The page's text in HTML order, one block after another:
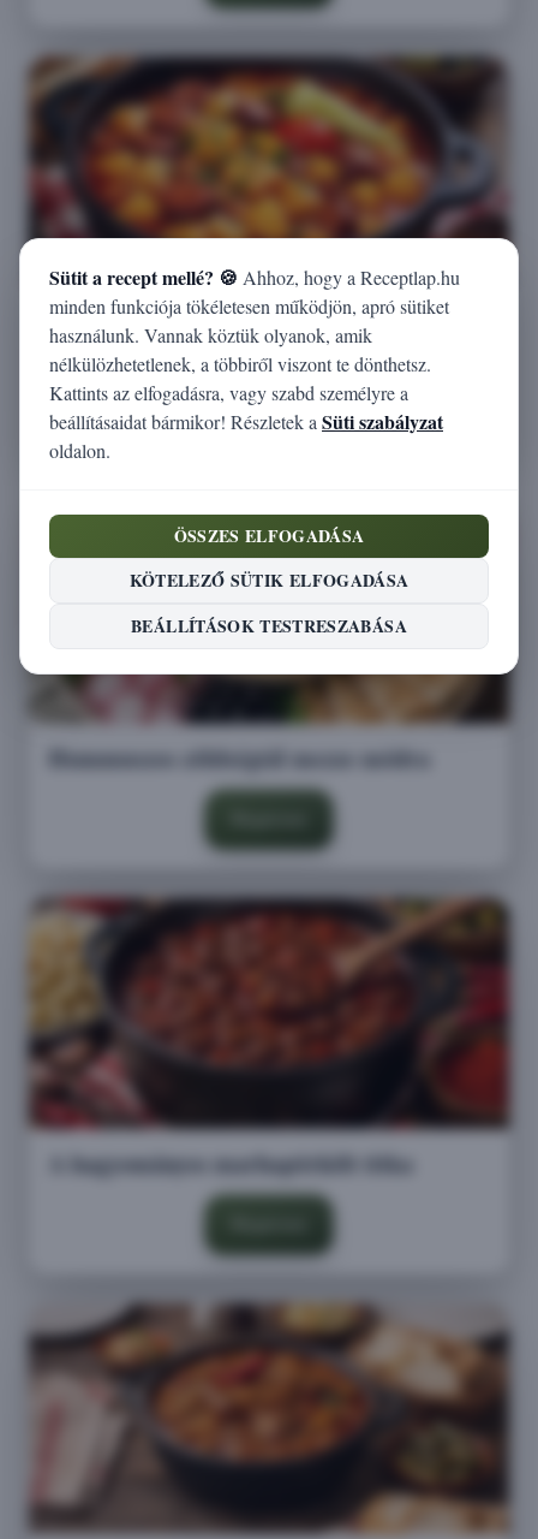
A klasszikus magyar paprikás krumpli
receptje
Megnézem
Hummuszos zöldségtál mezze módra
A hagyományos marhapörkölt titka
Sütit a recept mellé? 🍪 Ahhoz, hogy a Receptlap.hu
minden funkciója tökéletesen működjön, apró sütiket
használunk. Vannak köztük olyanok, amik
nélkülözhetetlenek, a többiről viszont te dönthetsz.
Kattints az elfogadásra, vagy szabd személyre a
beállításaidat bármikor! Részletek a Süti szabályzat
oldalon.
ÖSSZES ELFOGADÁSA
KÖTELEZŐ SÜTIK ELFOGADÁSA
BEÁLLÍTÁSOK TESTRESZABÁSA